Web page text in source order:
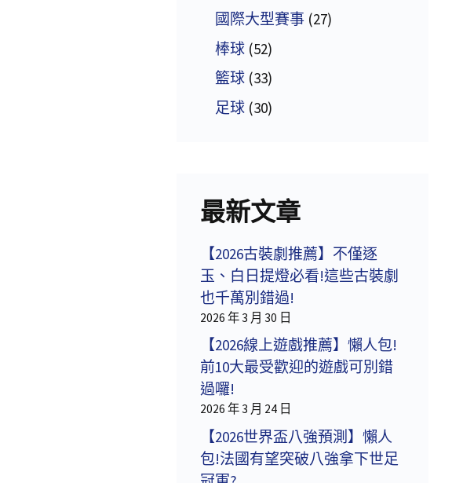
國際大型賽事 (27)
棒球 (52)
籃球 (33)
足球 (30)
最新文章
【2026古裝劇推薦】不僅逐
玉、白日提燈必看!這些古裝劇
也千萬別錯過!
2026 年 3 月 30 日
【2026線上遊戲推薦】懶人包!
前10大最受歡迎的遊戲可別錯
過囉!
2026 年 3 月 24 日
【2026世界盃八強預測】懶人
包!法國有望突破八強拿下世足